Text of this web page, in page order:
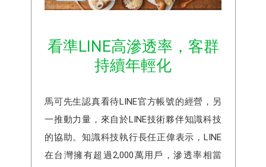
看準LINE高滲透率，客群
持續年輕化
馬可先生認真看待LINE官方帳號的經營，另
一推動力量，來自於LINE技術夥伴知識科技
的協助。知識科技執行長任正偉表示，LINE
在台灣擁有超過2,000萬用戶，滲透率相當